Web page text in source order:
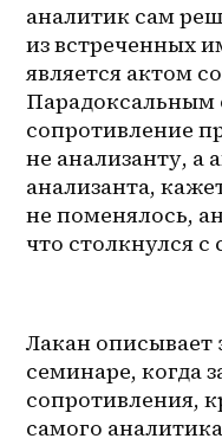
аналитик сам
из встреченных
является актом
Парадоксальным
сопротивление
не анализанту, а
анализанта,
не поменялось,
что столкнулся с
Лакан описывает
семинаре, когда
сопротивления,
самого